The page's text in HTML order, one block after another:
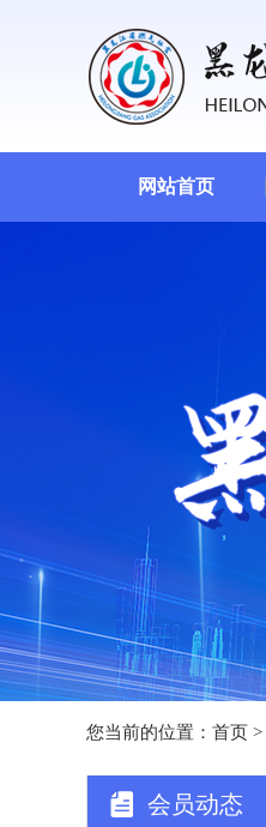
网站首页
您当前的位置： 首页 >
会员动态